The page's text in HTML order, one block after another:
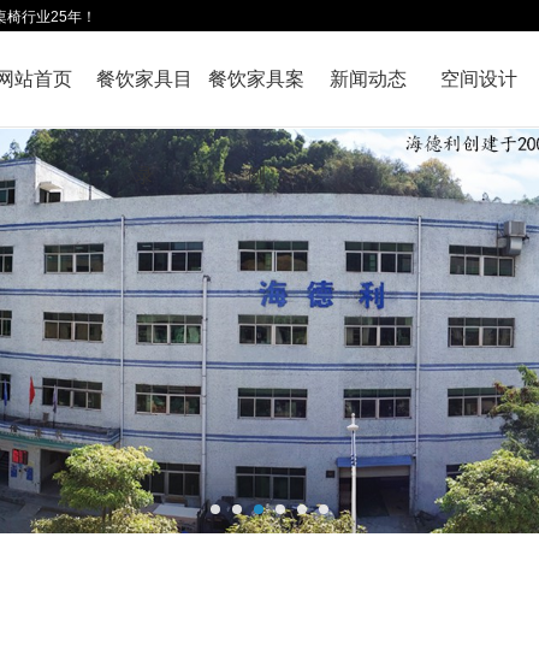
行业25年！
站首页 餐饮家具目 餐饮家具案
例
新闻动态 空间设计